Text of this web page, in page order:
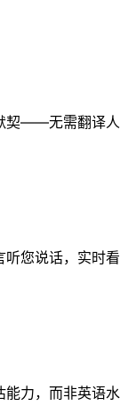
契——无需翻译人
听您说话，实时看
能力，而非英语水